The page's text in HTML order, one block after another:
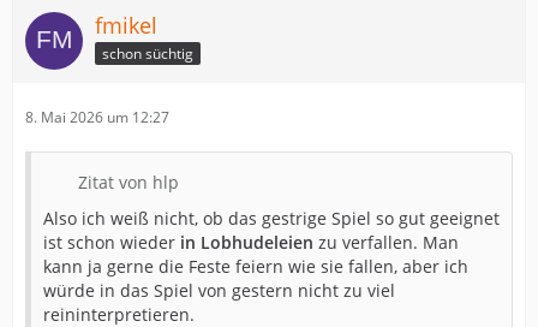
fmikel
schon süchtig
8. Mai 2026 um 12:27
Zitat von hlp
Also ich weiß nicht, ob das gestrige Spiel so gut geeignet
ist schon wieder in Lobhudeleien zu verfallen. Man
kann ja gerne die Feste feiern wie sie fallen, aber ich
würde in das Spiel von gestern nicht zu viel
reininterpretieren.